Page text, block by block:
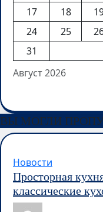
Август 2026
17
18
24
25
31
ВЫ МОГЛИ
Новости
Просторная
классические